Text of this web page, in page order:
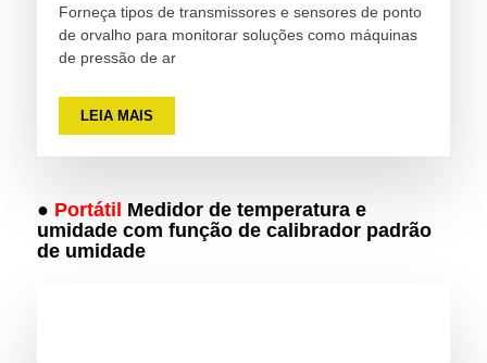
Forneça tipos de transmissores e sensores de ponto
de orvalho para monitorar soluções como máquinas
de pressão de ar
LEIA MAIS
● Portátil Medidor de temperatura e
umidade com função de calibrador padrão
de umidade